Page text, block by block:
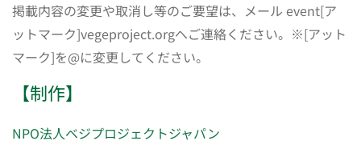
掲載内容の変更や取消し等のご要望は、メール event[ア
ットマーク]vegeproject.orgへご連絡ください。※[アット
マーク]を@に変更してください。
【制作】
NPO法人ベジプロジェクトジャパン